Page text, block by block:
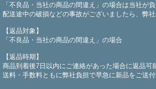
「不良品・当社の商品の間違え」の場合は当社が負
配送途中の破損などの事故がございましたら、弊社
【返品対象】
「不良品・当社の商品の間違え」の場合
【返品時期】
商品到着後7日以内にご連絡があった場合に返品可
送料・手数料ともに弊社負担で早急に新品をご送付